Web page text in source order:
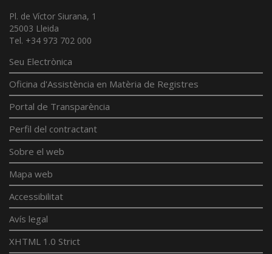
Pl. de Víctor Siurana, 1
25003 Lleida
Tel. +34 973 702 000
Seu Electrònica
Oficina d'Assistència en Matèria de Registres
Portal de Transparència
Perfil del contractant
Sobre el web
Mapa web
Accessibilitat
Avís legal
XHTML 1.0 Strict